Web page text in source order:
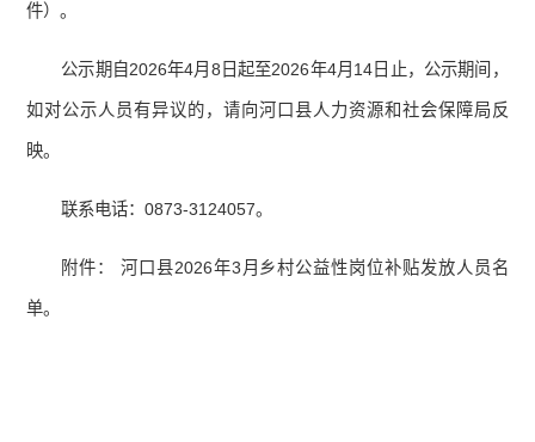
件）。
公示期自2026年4月8日起至2026年4月14日止，公示期间，
如对公示人员有异议的，请向河口县人力资源和社会保障局反
映。
联系电话：0873-3124057。
附件： 河口县2026年3月乡村公益性岗位补贴发放人员名
单。